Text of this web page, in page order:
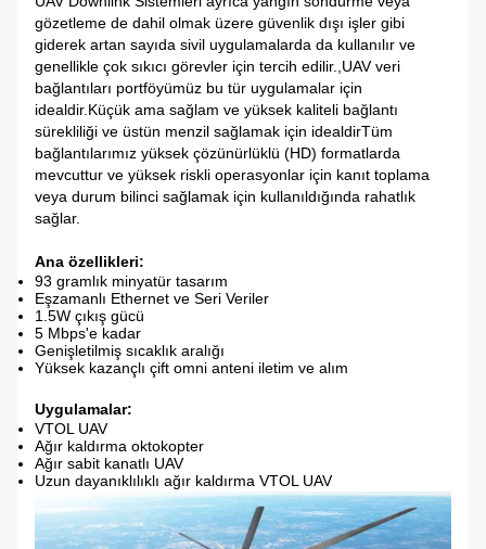
gözetleme de dahil olmak üzere güvenlik dışı işler gibi
giderek artan sayıda sivil uygulamalarda da kullanılır ve
genellikle çok sıkıcı görevler için tercih edilir.,UAV veri
bağlantıları portföyümüz bu tür uygulamalar için
idealdir.Küçük ama sağlam ve yüksek kaliteli bağlantı
sürekliliği ve üstün menzil sağlamak için idealdirTüm
bağlantılarımız yüksek çözünürlüklü (HD) formatlarda
mevcuttur ve yüksek riskli operasyonlar için kanıt toplama
veya durum bilinci sağlamak için kullanıldığında rahatlık
sağlar.
Ana özellikleri:
93 gramlık minyatür tasarım
Eşzamanlı Ethernet ve Seri Veriler
1.5W çıkış gücü
5 Mbps'e kadar
Genişletilmiş sıcaklık aralığı
Yüksek kazançlı çift omni anteni iletim ve alım
Uygulamalar:
VTOL UAV
Ağır kaldırma oktokopter
Ağır sabit kanatlı UAV
Uzun dayanıklılıklı ağır kaldırma VTOL UAV